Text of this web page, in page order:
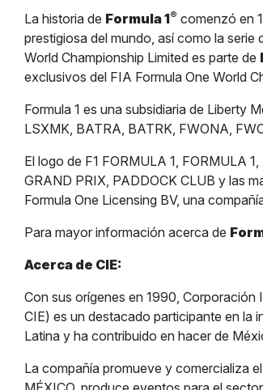
La historia de Formula 1® comenzó en
prestigiosa del mundo, así como la serie
World Championship Limited es parte de
exclusivos del FIA Formula One World
Formula 1 es una subsidiaria de Liberty
LSXMK, BATRA, BATRK, FWONA,
El logo de F1 FORMULA 1, FORMULA
GRAND PRIX, PADDOCK CLUB y las
Formula One Licensing BV, una
Para mayor información acerca de
Acerca de CIE:
Con sus orígenes en 1990, Corporación
CIE) es un destacado participante en la
Latina y ha contribuido en hacer de
La compañía promueve y comercializa